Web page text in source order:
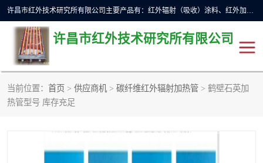
许昌市红外技术研究所有限公司主要产品有：红外辐射（吸收）涂料、红外加热元件、红外辐射加热模块（板）、红外辐射加热炉（箱）、快速红外辐射加热器、系列高端红外加热实验设备、系列红外加热控制器等。
许昌市红外技术研究所有限公司
当前位置： 首页 > 供应商机 > 碳纤维红外辐射加热管 > 鹤壁石英加
热管型号 库存充足
红外加热设备
红外辐射涂料 红外辐射加热器